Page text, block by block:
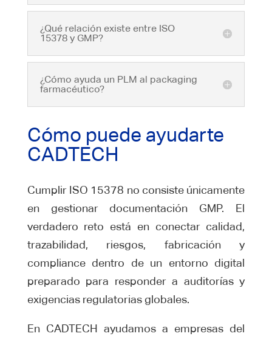
¿Qué relación existe entre ISO
15378 y GMP?
¿Cómo ayuda un PLM al packaging
farmacéutico?
Cómo puede ayudarte
CADTECH
Cumplir ISO 15378 no consiste únicamente
en gestionar documentación GMP. El
verdadero reto está en conectar calidad,
trazabilidad, riesgos, fabricación y
compliance dentro de un entorno digital
preparado para responder a auditorías y
exigencias regulatorias globales.
En CADTECH ayudamos a empresas del